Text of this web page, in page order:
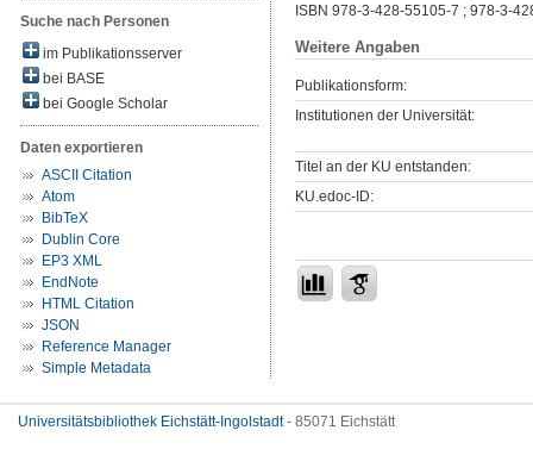
Suche nach Personen
im Publikationsserver
bei BASE
bei Google Scholar
Daten exportieren
ASCII Citation
Atom
BibTeX
Dublin Core
EP3 XML
EndNote
HTML Citation
JSON
Reference Manager
Simple Metadata
ISBN 978-3-428-55105-7 ; 978-3-
Weitere Angaben
Publikationsform:
Institutionen der Universität:
Titel an der KU entstanden:
KU.edoc-ID:
Universitätsbibliothek Eichstätt-Ingolstadt- 85071 Eichstätt